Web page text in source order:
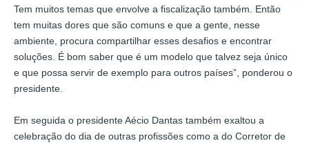
Tem muitos temas que envolve a fiscalização também. Então
tem muitas dores que são comuns e que a gente, nesse
ambiente, procura compartilhar esses desafios e encontrar
soluções. É bom saber que é um modelo que talvez seja único
e que possa servir de exemplo para outros países”, ponderou o
presidente.
Em seguida o presidente Aécio Dantas também exaltou a
celebração do dia de outras profissões como a do Corretor de